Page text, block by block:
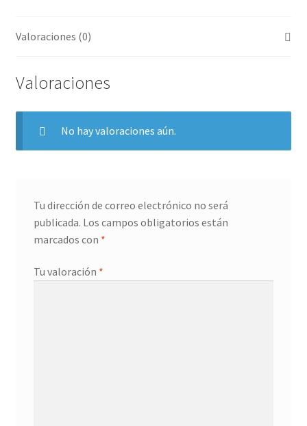
Valoraciones (0)
Valoraciones
No hay valoraciones aún.
Tu dirección de correo electrónico no será
publicada. Los campos obligatorios están
marcados con *
Tu valoración *